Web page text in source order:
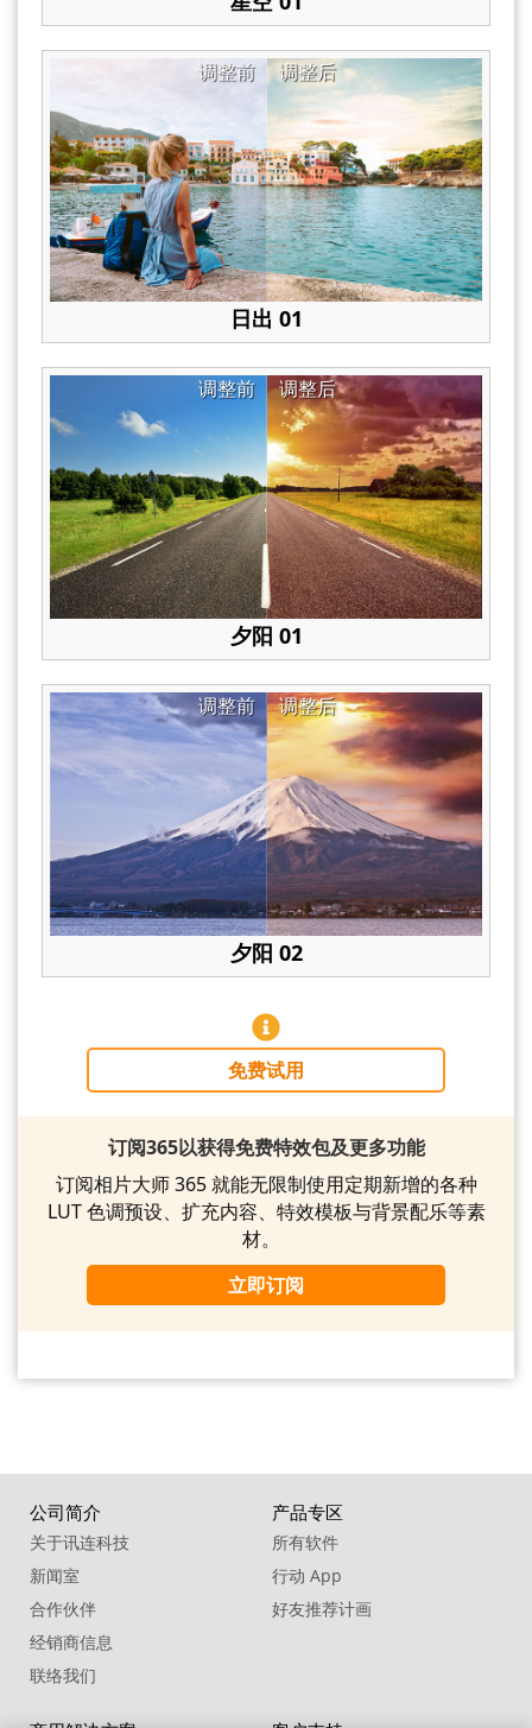
调整后
调整前
日出 01
调整后
调整前
夕阳 01
调整后
调整前
夕阳 02
免费试用
订阅365以获得免费特效包及更多功能
订阅相片大师 365 就能无限制使用定期新增的各种
LUT 色调预设、扩充内容、特效模板与背景配乐等素
材。
立即订阅
公司简介
关于讯连科技
新闻室
合作伙伴
经销商信息
联络我们
产品专区
所有软件
行动 App
好友推荐计画